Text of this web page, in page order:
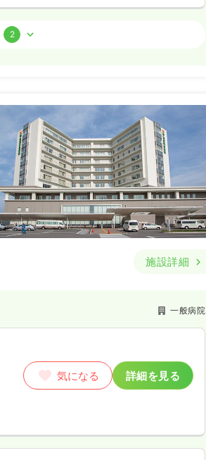
一時募集休止
気になる 詳細を見る
2
施設詳細
一般病院
気になる 詳細を見る